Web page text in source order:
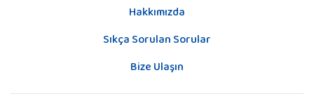
Hakkımızda
Sıkça Sorulan Sorular
Bize Ulaşın